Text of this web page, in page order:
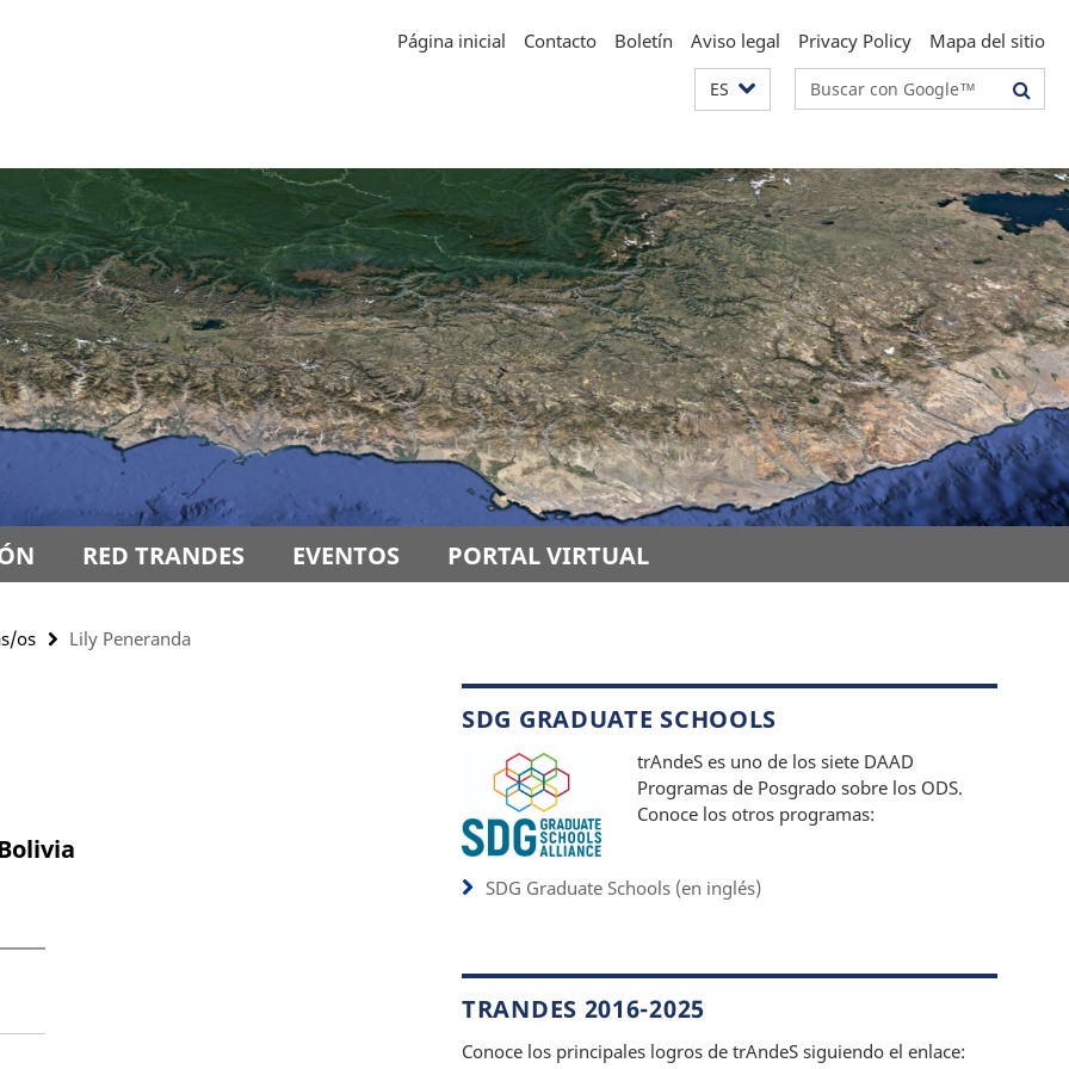
Página inicial Contacto Boletín Aviso legal Privacy Policy Mapa del sitio
ES Suchbegriffe
RED TRANDES EVENTOS PORTAL VIRTUAL
os Lily Peneranda
SDG GRADUATE SCHOOLS
trAndeS es uno de los siete DAAD
Programas de Posgrado sobre los ODS.
Conoce los otros programas:
SDG Graduate Schools (en inglés)
TRANDES 2016-2025
Conoce los principales logros de trAndeS siguiendo el enlace: